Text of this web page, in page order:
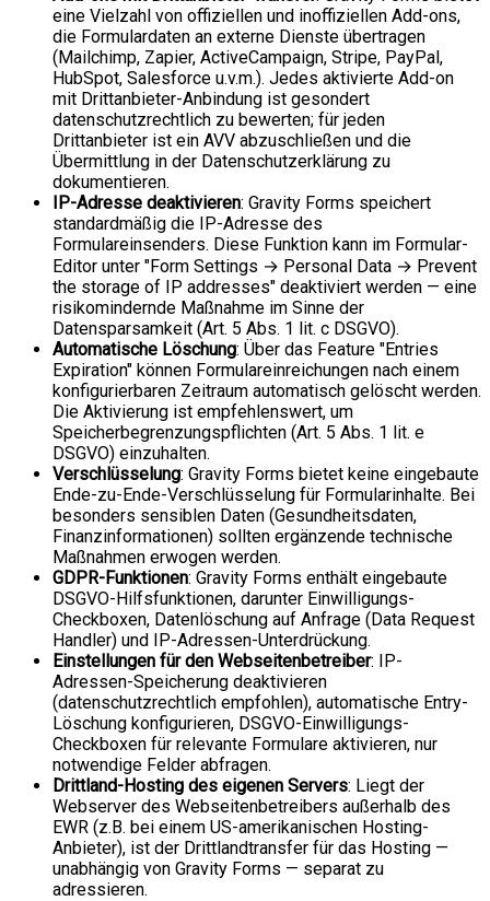
eine Vielzahl von offiziellen und inoffiziellen Add-ons,
die Formulardaten an externe Dienste übertragen
(Mailchimp, Zapier, ActiveCampaign, Stripe, PayPal,
HubSpot, Salesforce u.v.m.). Jedes aktivierte Add-on
mit Drittanbieter-Anbindung ist gesondert
datenschutzrechtlich zu bewerten; für jeden
Drittanbieter ist ein AVV abzuschließen und die
Übermittlung in der Datenschutzerklärung zu
dokumentieren.
IP-Adresse deaktivieren: Gravity Forms speichert
standardmäßig die IP-Adresse des
Formulareinsenders. Diese Funktion kann im Formular-
Editor unter "Form Settings → Personal Data → Prevent
the storage of IP addresses" deaktiviert werden — eine
risikomindernde Maßnahme im Sinne der
Datensparsamkeit (Art. 5 Abs. 1 lit. c DSGVO).
Automatische Löschung: Über das Feature "Entries
Expiration" können Formulareinreichungen nach einem
konfigurierbaren Zeitraum automatisch gelöscht werden.
Die Aktivierung ist empfehlenswert, um
Speicherbegrenzungspflichten (Art. 5 Abs. 1 lit. e
DSGVO) einzuhalten.
Verschlüsselung: Gravity Forms bietet keine eingebaute
Ende-zu-Ende-Verschlüsselung für Formularinhalte. Bei
besonders sensiblen Daten (Gesundheitsdaten,
Finanzinformationen) sollten ergänzende technische
Maßnahmen erwogen werden.
GDPR-Funktionen: Gravity Forms enthält eingebaute
DSGVO-Hilfsfunktionen, darunter Einwilligungs-
Checkboxen, Datenlöschung auf Anfrage (Data Request
Handler) und IP-Adressen-Unterdrückung.
Einstellungen für den Webseitenbetreiber: IP-
Adressen-Speicherung deaktivieren
(datenschutzrechtlich empfohlen), automatische Entry-
Löschung konfigurieren, DSGVO-Einwilligungs-
Checkboxen für relevante Formulare aktivieren, nur
notwendige Felder abfragen.
Drittland-Hosting des eigenen Servers: Liegt der
Webserver des Webseitenbetreibers außerhalb des
EWR (z.B. bei einem US-amerikanischen Hosting-
Anbieter), ist der Drittlandtransfer für das Hosting —
unabhängig von Gravity Forms — separat zu
adressieren.